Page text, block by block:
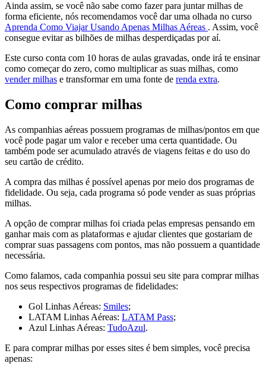
Ainda assim, se você não sabe como fazer para juntar milhas de
forma eficiente, nós recomendamos você dar uma olhada no curso
Aprenda Como Viajar Usando Apenas Milhas Aéreas . Assim, você
consegue evitar as bilhões de milhas desperdiçadas por aí.
Este curso conta com 10 horas de aulas gravadas, onde irá te ensinar
como começar do zero, como multiplicar as suas milhas, como
vender milhas e transformar em uma fonte de renda extra.
Como comprar milhas
As companhias aéreas possuem programas de milhas/pontos em que
você pode pagar um valor e receber uma certa quantidade. Ou
também pode ser acumulado através de viagens feitas e do uso do
seu cartão de crédito.
A compra das milhas é possível apenas por meio dos programas de
fidelidade. Ou seja, cada programa só pode vender as suas próprias
milhas.
A opção de comprar milhas foi criada pelas empresas pensando em
ganhar mais com as plataformas e ajudar clientes que gostariam de
comprar suas passagens com pontos, mas não possuem a quantidade
necessária.
Como falamos, cada companhia possui seu site para comprar milhas
nos seus respectivos programas de fidelidades:
Gol Linhas Aéreas: Smiles;
LATAM Linhas Aéreas: LATAM Pass;
Azul Linhas Aéreas: TudoAzul.
E para comprar milhas por esses sites é bem simples, você precisa
apenas: